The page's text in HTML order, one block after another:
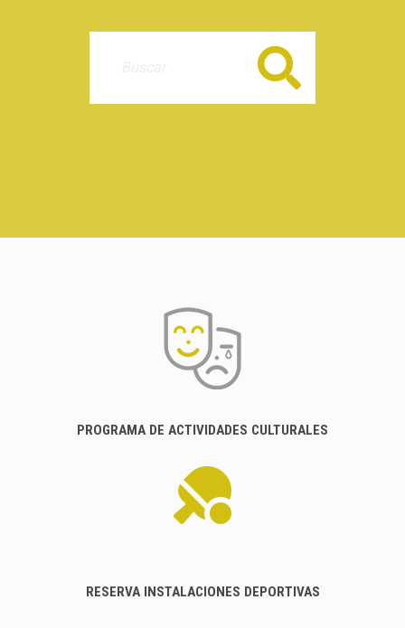
Buscar
PROGRAMA DE ACTIVIDADES CULTURALES
RESERVA INSTALACIONES DEPORTIVAS